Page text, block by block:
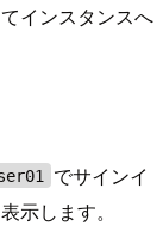
インスタンスへ
でサインイ
示します。